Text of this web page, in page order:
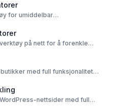
for umiddelbar
på nett for å forenkle
med full funksjonalitet
nettsider med full